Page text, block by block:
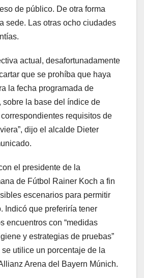
de público. De otra forma
sede. Las otras ocho ciudades
actual, desafortunadamente
que se prohíba que haya
la fecha programada de
sobre la base del índice de
requisitos de
dijo el alcalde Dieter
el presidente de la
de Fútbol Rainer Koch a fin
escenarios para permitir
Indicó que preferiría tener
encuentros con “medidas
y estrategias de pruebas”
utilice un porcentaje de la
Arena del Bayern Múnich.